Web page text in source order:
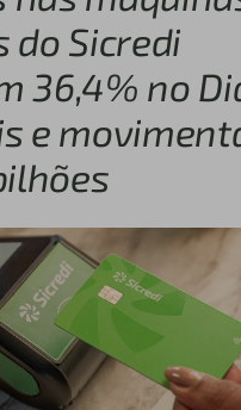
do Sicredi
36,4% no
e